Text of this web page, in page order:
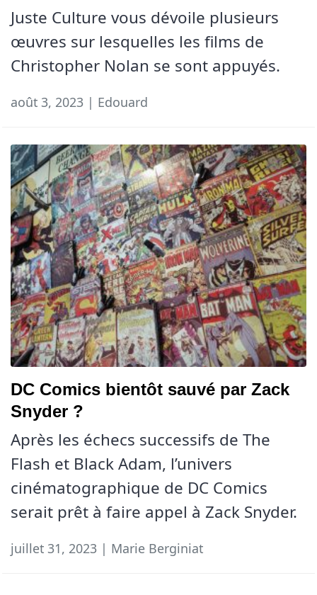
Juste Culture vous dévoile plusieurs
œuvres sur lesquelles les films de
Christopher Nolan se sont appuyés.
août 3, 2023 | Edouard
DC Comics bientôt sauvé par Zack
Snyder ?
Après les échecs successifs de The
Flash et Black Adam, l’univers
cinématographique de DC Comics
serait prêt à faire appel à Zack Snyder.
juillet 31, 2023 | Marie Berginiat